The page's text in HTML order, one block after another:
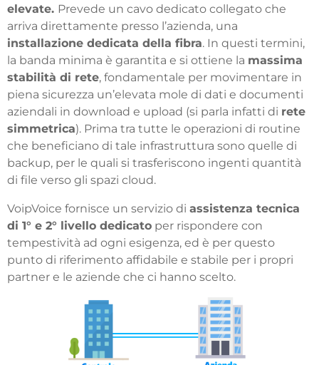
elevate. Prevede un cavo dedicato collegato che
arriva direttamente presso l’azienda, una
installazione dedicata della fibra. In questi termini,
la banda minima è garantita e si ottiene la massima
stabilità di rete, fondamentale per movimentare in
piena sicurezza un’elevata mole di dati e documenti
aziendali in download e upload (si parla infatti di rete
simmetrica). Prima tra tutte le operazioni di routine
che beneficiano di tale infrastruttura sono quelle di
backup, per le quali si trasferiscono ingenti quantità
di file verso gli spazi cloud.
VoipVoice fornisce un servizio di assistenza tecnica
di 1° e 2° livello dedicato per rispondere con
tempestività ad ogni esigenza, ed è per questo
punto di riferimento affidabile e stabile per i propri
partner e le aziende che ci hanno scelto.